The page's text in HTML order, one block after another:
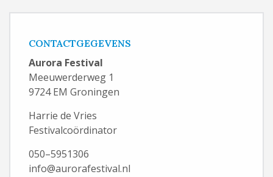
CONTACTGEGEVENS
Aurora Festival
Meeuwerderweg 1
9724 EM Groningen
Harrie de Vries
Festivalcoördinator
050–5951306
info@aurorafestival.nl